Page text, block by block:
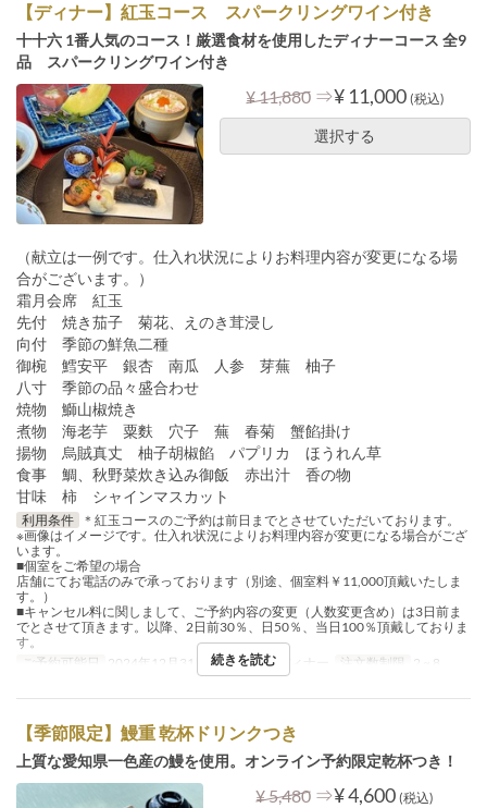
【ディナー】紅玉コース スパークリングワイン付き
十十六 1番人気のコース！厳選食材を使用したディナーコース 全9
品 スパークリングワイン付き
¥ 11,880 ⇒¥ 11,000 (税込)
選択する
（献立は一例です。仕入れ状況によりお料理内容が変更になる場
合がございます。）
霜月会席 紅玉
先付 焼き茄子 菊花、えのき茸浸し
向付 季節の鮮魚二種
御椀 鱈安平 銀杏 南瓜 人参 芽蕪 柚子
八寸 季節の品々盛合わせ
焼物 鰤山椒焼き
煮物 海老芋 粟麩 穴子 蕪 春菊 蟹餡掛け
揚物 烏賊真丈 柚子胡椒餡 パプリカ ほうれん草
食事 鯛、秋野菜炊き込み御飯 赤出汁 香の物
甘味 柿 シャインマスカット
利用条件
＊紅玉コースのご予約は前日までとさせていただいております。
※画像はイメージです。仕入れ状況によりお料理内容が変更になる場合がござ
います。
■個室をご希望の場合
店舗にてお電話のみで承っております（別途、個室料￥11,000頂戴いたしま
す。）
■キャンセル料に関しまして、ご予約内容の変更（人数変更含め）は3日前ま
でとさせて頂きます。以降、2日前30％、日50％、当日100％頂戴しておりま
す。
ご予約可能日
2024年12月31日 食事時間 ディナー 注文数制限 2 ~ 8
続きを読む
【季節限定】鰻重 乾杯ドリンクつき
上質な愛知県一色産の鰻を使用。オンライン予約限定乾杯つき！
¥ 5,480 ⇒¥ 4,600 (税込)